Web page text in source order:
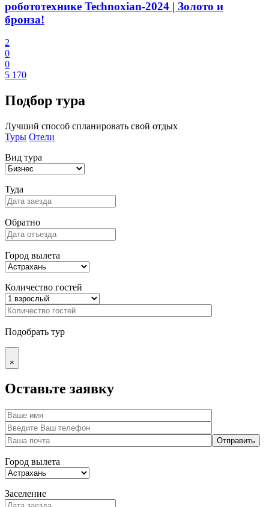
робототехнике Technoxian-2024 | Золото и
бронза!
2
0
0
5 170
Подбор тура
Лучший способ спланировать свой отдых
Туры Отели
Вид тура
Туда
Обратно
Город вылета
Количество гостей
Подобрать тур
×
Оставьте заявку
Город вылета
Заселение